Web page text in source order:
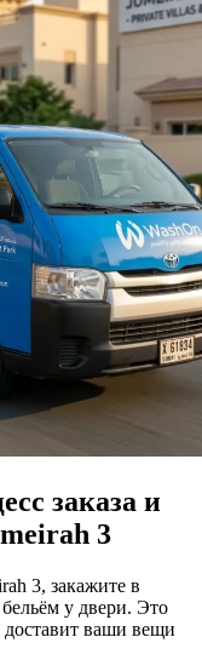
заказа и
3
3, закажите в
у двери. Это
доставит ваши вещи